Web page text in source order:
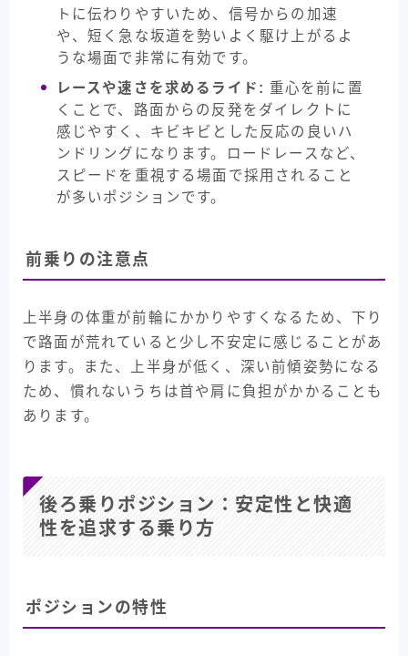
トに伝わりやすいため、信号からの加速
や、短く急な坂道を勢いよく駆け上がるよ
うな場面で非常に有効です。
レースや速さを求めるライド: 重心を前に置
くことで、路面からの反発をダイレクトに
感じやすく、キビキビとした反応の良いハ
ンドリングになります。ロードレースなど、
スピードを重視する場面で採用されること
が多いポジションです。
前乗りの注意点
上半身の体重が前輪にかかりやすくなるため、下り
で路面が荒れていると少し不安定に感じることがあ
ります。また、上半身が低く、深い前傾姿勢になる
ため、慣れないうちは首や肩に負担がかかることも
あります。
後ろ乗りポジション：安定性と快適
性を追求する乗り方
ポジションの特性